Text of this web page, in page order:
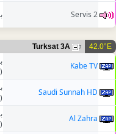
Servis 2
42.0°E
Turksat 3A 7
Kabe TV
Saudi Sunnah HD
Al Zahra